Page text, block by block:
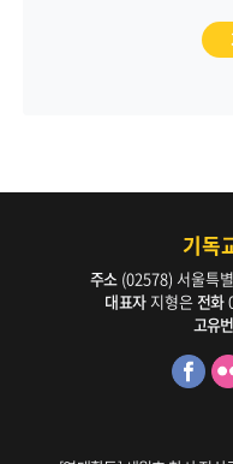
기독
주소 (02578) 서울특
대표자지형은 전화
고유